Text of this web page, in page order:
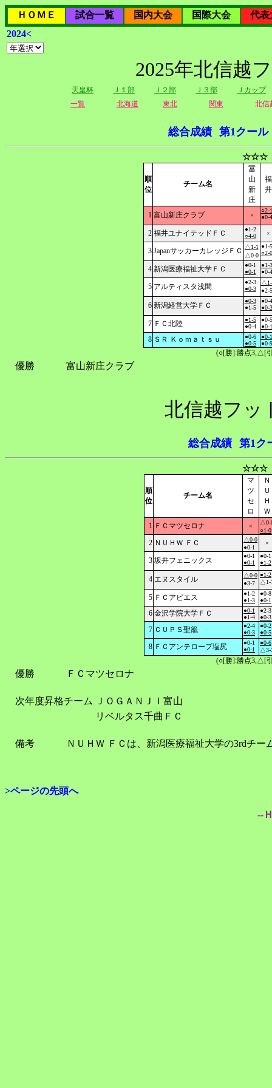
ＨＯＭＥ 試合一覧 国内大会 国際大会
代表
2024<
2025年北信越
天皇杯 Ｊ１部 Ｊ２部 Ｊ３部
Ｊカップ
一覧
北海道 東北 関東 北信
総合成績 第1クール
☆☆☆
順
位
チーム名
冨
山
新
庄
福
井
1 富山新庄クラブ ×
○2-1
●0-4
2 福井ユナイテッドＦＣ
●1-2
○4-0
×
3 JapanサッカーカレッジＦＣ
△1-1
△0-0
●1-5
○2-0
4 新潟医療福祉大学ＦＣ
●0-1
●0-1
●1-3
●0-4
5 アルティスタ浅間
●2-3
●0-3
△1-
●2-5
6 新潟経営大学ＦＣ
●0-3
●1-5
●0-4
●0-3
7 ＦＣ北陸
●1-5
●0-4
●0-5
●0-1
8 ＳＲ Ｋｏｍａｔｓｕ
●0-6
●0-5
●0-
●0-9
(○[勝]:勝点3,△[
優勝 富山新庄クラブ
北信越フッ
総合成績 第1ク
☆☆☆
順
位
チーム名
マ
ツ
セ
ロ
Ｎ
Ｕ
Ｈ
Ｗ
1 ＦＣマツセロナ ×
△0-
○1-0
2 ＮＵＨＷ ＦＣ
△0-0
●0-1
×
3 坂井フェニックス
●0-1
●0-1
●0-1
●1-2
4 エヌスタイル
△0-0
●3-7
●1-2
△1-
5 ＦＣアビエス
●1-2
●1-3
●0-8
●0-1
6 金沢学院大学ＦＣ
●0-1
●1-4
●2-3
●0-3
7 ＣＵＰＳ聖籠
●2-4
●0-3
●0-2
●0-5
8 ＦＣアンテロープ塩尻
●0-1
●0-1
●0-6
△3-
(○[勝]:勝点3,△[
優勝 ＦＣマツセロナ
次年度昇格チーム
ＪＯＧＡＮＪＩ富山
リベルタス千曲ＦＣ
備考 ＮＵＨＷ ＦＣは、新潟医療福祉大学の3rdチ
>ページの先頭へ
--